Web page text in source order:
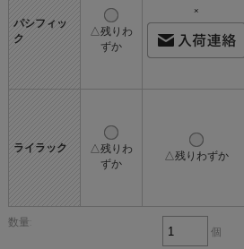
パシフィッ
ク
△残りわ
ずか
×
ライラック
△残りわ
ずか
△残りわずか
数量:
個